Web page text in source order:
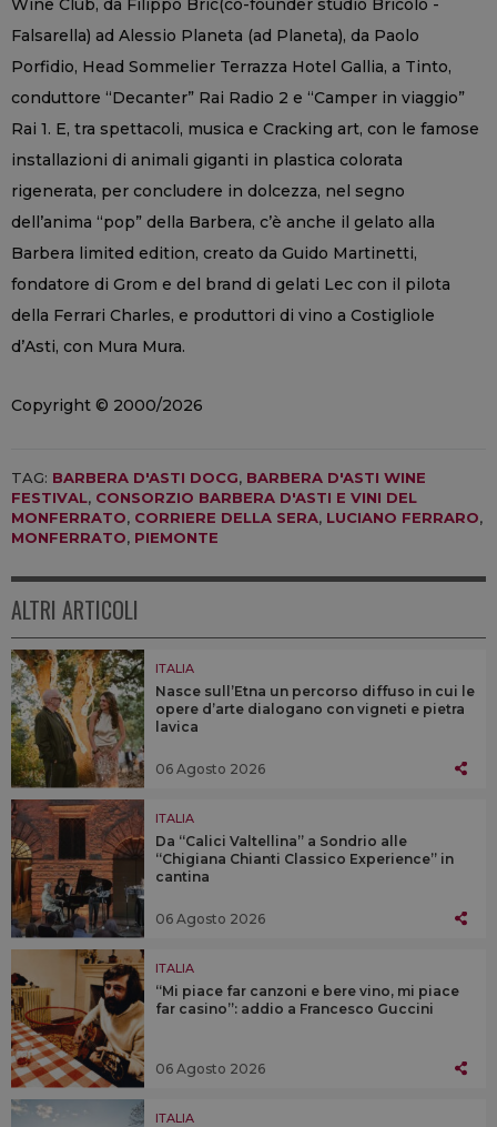
Falsarella) ad Alessio Planeta (ad Planeta), da Paolo
Porfidio, Head Sommelier Terrazza Hotel Gallia, a Tinto,
conduttore “Decanter” Rai Radio 2 e “Camper in viaggio”
Rai 1. E, tra spettacoli, musica e Cracking art, con le famose
installazioni di animali giganti in plastica colorata
rigenerata, per concludere in dolcezza, nel segno
dell’anima “pop” della Barbera, c’è anche il gelato alla
Barbera limited edition, creato da Guido Martinetti,
fondatore di Grom e del brand di gelati Lec con il pilota
della Ferrari Charles, e produttori di vino a Costigliole
d’Asti, con Mura Mura.
Copyright © 2000/2026
TAG: BARBERA D'ASTI DOCG, BARBERA D'ASTI WINE
FESTIVAL, CONSORZIO BARBERA D'ASTI E VINI DEL
MONFERRATO, CORRIERE DELLA SERA, LUCIANO FERRARO,
MONFERRATO, PIEMONTE
ALTRI ARTICOLI
ITALIA
Nasce sull’Etna un percorso diffuso in cui le
opere d’arte dialogano con vigneti e pietra
lavica
06 Agosto 2026
ITALIA
Da “Calici Valtellina” a Sondrio alle
“Chigiana Chianti Classico Experience” in
cantina
06 Agosto 2026
ITALIA
“Mi piace far canzoni e bere vino, mi piace
far casino”: addio a Francesco Guccini
06 Agosto 2026
ITALIA